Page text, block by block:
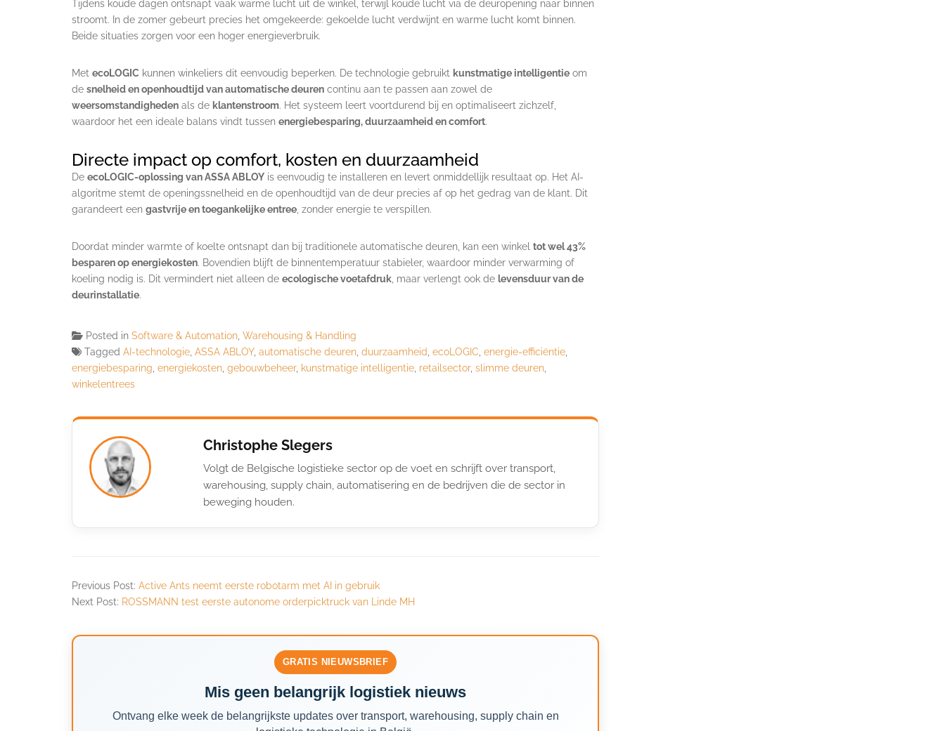
Tijdens koude dagen ontsnapt vaak warme lucht uit de winkel, terwijl koude lucht via de deuropening naar binnen
stroomt. In de zomer gebeurt precies het omgekeerde: gekoelde lucht verdwijnt en warme lucht komt binnen.
Beide situaties zorgen voor een hoger energieverbruik.
Met ecoLOGIC kunnen winkeliers dit eenvoudig beperken. De technologie gebruikt kunstmatige intelligentie om
de snelheid en openhoudtijd van automatische deuren continu aan te passen aan zowel de
weersomstandigheden als de klantenstroom. Het systeem leert voortdurend bij en optimaliseert zichzelf,
waardoor het een ideale balans vindt tussen energiebesparing, duurzaamheid en comfort.
Directe impact op comfort, kosten en duurzaamheid
De ecoLOGIC-oplossing van ASSA ABLOY is eenvoudig te installeren en levert onmiddellijk resultaat op. Het AI-
algoritme stemt de openingssnelheid en de openhoudtijd van de deur precies af op het gedrag van de klant. Dit
garandeert een gastvrije en toegankelijke entree , zonder energie te verspillen.
Doordat minder warmte of koelte ontsnapt dan bij traditionele automatische deuren, kan een winkel tot wel 43%
besparen op energiekosten. Bovendien blijft de binnentemperatuur stabieler, waardoor minder verwarming of
koeling nodig is. Dit vermindert niet alleen de ecologische voetafdruk , maar verlengt ook de levensduur van de
deurinstallatie.
Posted in Software & Automation Warehousing & Handling
Tagged AI-technologie ASSA ABLOY, automatische deuren duurzaamheid ecoLOGIC energie-efficiëntie
energiebesparing energiekosten gebouwbeheer, kunstmatige intelligentie retailsector, slimme deuren
winkelentrees
Christophe Slegers
Volgt de Belgische logistieke sector op de voet en schrijft over transport,
warehousing, supply chain, automatisering en de bedrijven die de sector in
beweging houden.
Previous Post: Active Ants neemt eerste robotarm met AI in gebruik
Next Post: ROSSMANN test eerste autonome orderpicktruck van Linde MH
GRATIS NIEUWSBRIEF
Mis geen belangrijk logistiek nieuws
Ontvang elke week de belangrijkste updates over transport, warehousing, supply chain en